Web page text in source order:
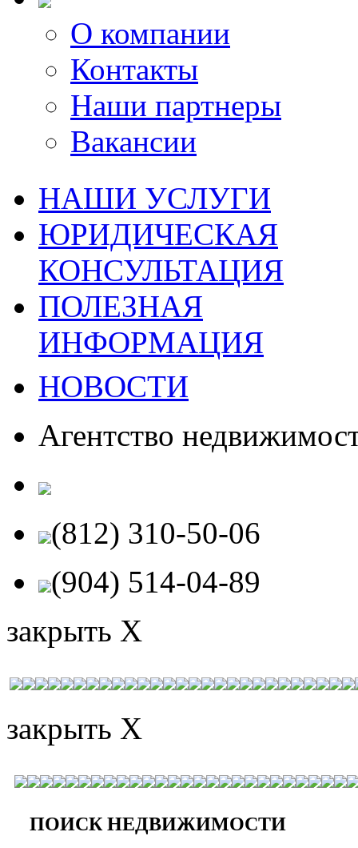
О компании
Контакты
Наши партнеры
Вакансии
НАШИ УСЛУГИ
ЮРИДИЧЕСКАЯ
КОНСУЛЬТАЦИЯ
ПОЛЕЗНАЯ
ИНФОРМАЦИЯ
НОВОСТИ
Агентство
(812) 310-50-06
(904) 514-04-89
закрыть X
закрыть X
ПОИСК НЕДВИЖИМОСТИ